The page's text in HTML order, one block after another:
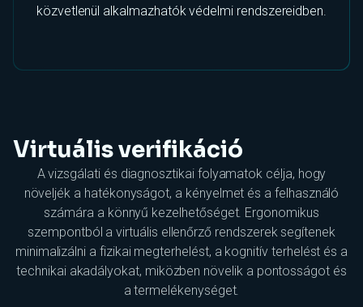
közvetlenül alkalmazhatók védelmi rendszereidben.
Virtuális verifikáció
A vizsgálati és diagnosztikai folyamatok célja, hogy
növeljék a hatékonyságot, a kényelmet és a felhasználó
számára a könnyű kezelhetőséget. Ergonomikus
szempontból a virtuális ellenőrző rendszerek segítenek
minimalizálni a fizikai megterhelést, a kognitív terhelést és a
technikai akadályokat, miközben növelik a pontosságot és
a termelékenységet.